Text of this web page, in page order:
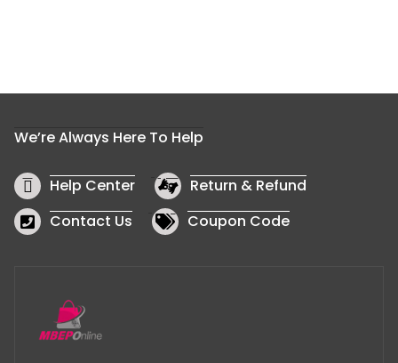
We’re Always Here To Help
Help Center
Return & Refund
Contact Us
Coupon Code